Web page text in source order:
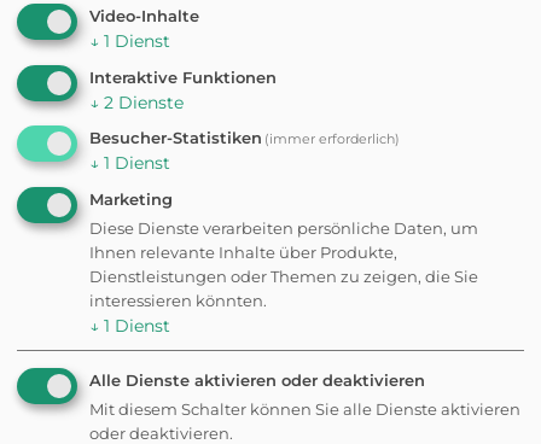
Hundefreundli
che
Ferienwohnun
gen in Coburg
Video-Inhalte
↓ 1 Dienst
Interaktive Funktionen
↓ 2 Dienste
Besucher-Statistiken (immer erforderlich)
↓ 1 Dienst
Marketing
Diese Dienste verarbeiten persönliche Daten, um
Ihnen relevante Inhalte über Produkte,
Dienstleistungen oder Themen zu zeigen, die Sie
interessieren könnten.
↓ 1 Dienst
Alle Dienste aktivieren oder deaktivieren
Mit diesem Schalter können Sie alle Dienste aktivieren
oder deaktivieren.